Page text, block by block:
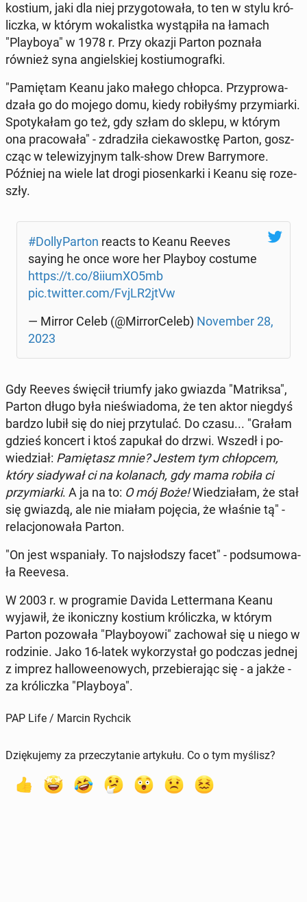
kostium, jaki dla niej przy­go­to­wa­ła, to ten w stylu kró­
licz­ka, w którym wo­ka­list­ka wy­stą­pi­ła na łamach
"Play­boya" w 1978 r. Przy okazji Parton poznała
również syna an­giel­skiej ko­stiu­mo­graf­ki.
"Pa­mię­tam Keanu jako małego chłopca. Przy­pro­wa­
dza­ła go do mojego domu, kiedy ro­bi­ły­śmy przy­miar­ki.
Spo­ty­ka­łam go też, gdy szłam do sklepu, w którym
ona pra­co­wa­ła" - zdra­dzi­ła cie­ka­wost­kę Parton, gosz­
cząc w te­le­wi­zyj­nym talk-show Drew Bar­ry­mo­re.
Później na wiele lat drogi pio­sen­kar­ki i Keanu się ro­ze­
szły.
#Dol­ly­Par­ton reacts to Keanu Reeves
saying he once wore her Playboy costume
https://t.co/8iiumXO5mb
pic.twitter.com/FvjLR2jtVw
— Mirror Celeb (@Mir­ror­Ce­leb) No­vem­ber 28,
2023
Gdy Reeves święcił triumfy jako gwiazda "Ma­trik­sa",
Parton długo była nie­świa­do­ma, że ten aktor niegdyś
bardzo lubił się do niej przy­tu­lać. Do czasu... "Grałam
gdzieś koncert i ktoś zapukał do drzwi. Wszedł i po­
wie­dział: Pa­mię­tasz mnie? Jestem tym chłop­cem,
który sia­dy­wał ci na ko­la­nach, gdy mama robiła ci
przy­miar­ki. A ja na to: O mój Boże!Wie­dzia­łam, że stał
się gwiazdą, ale nie miałam pojęcia, że właśnie tą" -
re­la­cjo­no­wa­ła Parton.
"On jest wspa­nia­ły. To naj­słod­szy facet" - pod­su­mo­wa­
ła Reevesa.
W 2003 r. w pro­gra­mie Davida Let­ter­ma­na Keanu
wyjawił, że iko­nicz­ny kostium kró­licz­ka, w którym
Parton po­zo­wa­ła "Play­boy­owi" za­cho­wał się u niego w
ro­dzi­nie. Jako 16-latek wy­ko­rzy­stał go podczas jednej
z imprez hal­lo­we­eno­wych, prze­bie­ra­jąc się - a jakże -
za kró­licz­ka "Play­boya".
PAP Life / Marcin Rychcik
Dziękujemy za przeczytanie artykułu. Co o tym myślisz?